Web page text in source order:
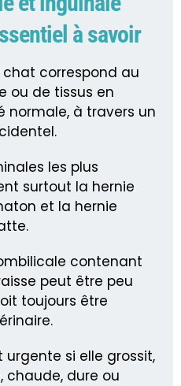
à savoir
chat correspond au
ou de tissus en
normale, à travers un
les plus
surtout la hernie
et la hernie
contenant
peut être peu
toujours être
si elle grossit,
chaude, dure ou